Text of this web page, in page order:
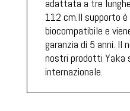
adattata a tre
112 cm.Il supporto
biocompatibile e
garanzia di 5 anni. Il
nostri prodotti Yaka
internazionale.